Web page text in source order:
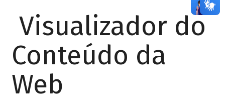
Visualizador do
Conteúdo da
Web